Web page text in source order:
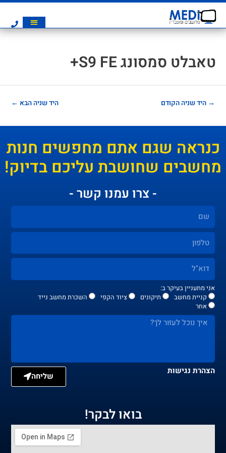
טאבלט סמסונג S9 FE+
→ היד שניה הקודם היד שניה הבא ←
כנראה שגם אתם מחפשים חנות
מחשבים שחושבת עליכם בדיוק!
- צרו עמנו קשר -
אני מתעניין בעיקר ב:
קניית מחשב
תיקונים ציוד הקפי
השכרת מחשב נייד
אחר
שליחה
הצהרת נגישות
בואו לבקר!